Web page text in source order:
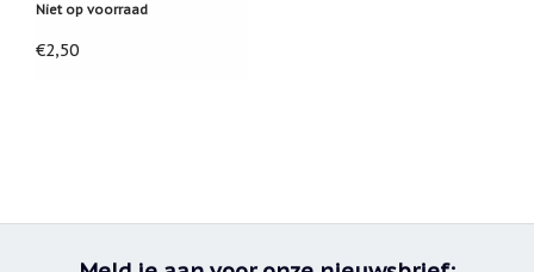
Niet op voorraad
€2,50